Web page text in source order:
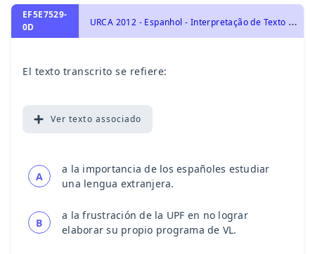
EF5E7529-
0D
U
RCA 2012 - Espanhol - Interpretação de Texto | Comprensión de Lectura
El texto transcrito se refiere:
Ver texto associado
A
a la importancia de los españoles estudiar
una lengua extranjera.
B
a la frustración de la UPF en no lograr
elaborar su propio programa de VL.